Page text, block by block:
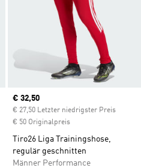
Current price
€ 32,50
€ 27,50 Letzter niedrigster Preis
€ 50 Originalpreis
Tiro26 Liga Trainingshose,
regulär geschnitten
Männer Performance